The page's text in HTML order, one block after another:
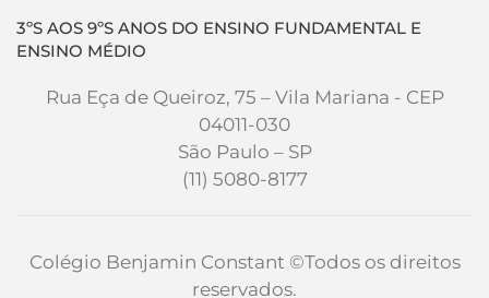
3ºS AOS 9ºS ANOS DO ENSINO FUNDAMENTAL E
ENSINO MÉDIO
Rua Eça de Queiroz, 75 – Vila Mariana - CEP
04011-030
São Paulo – SP
(11) 5080-8177
Colégio Benjamin Constant ©Todos os direitos
reservados.